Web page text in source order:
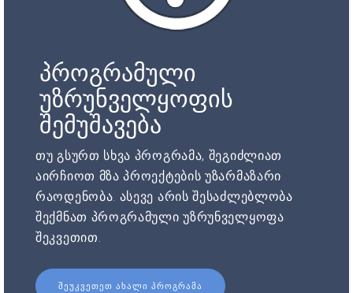
პროგრამული
უზრუნველყოფის
შემუშავება
თუ გსურთ სხვა პროგრამა, შეგიძლიათ
აირჩიოთ მზა პროექტების უზარმაზარი
რაოდენობა. ასევე არის შესაძლებლობა
შექმნათ პროგრამული უზრუნველყოფა
შეკვეთით.
ᲨᲔᲣᲙᲕᲔᲗᲔᲗ ᲐᲮᲐᲚᲘ ᲞᲠᲝᲒᲠᲐᲛᲐ